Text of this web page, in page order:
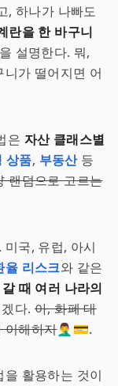
, 하나가 나빠도
란을 한 바구니
설명한다. 뭐,
가 떨어지면 어
은 자산 클래스별
상품, 부동산등
랜덤으로 고르는
국, 유럽, 아시
율 리스크와 같은
때 여러 나라의
겠다.아, 화폐 대
이해하지🤦‍♂️💳.
활용하는 것이